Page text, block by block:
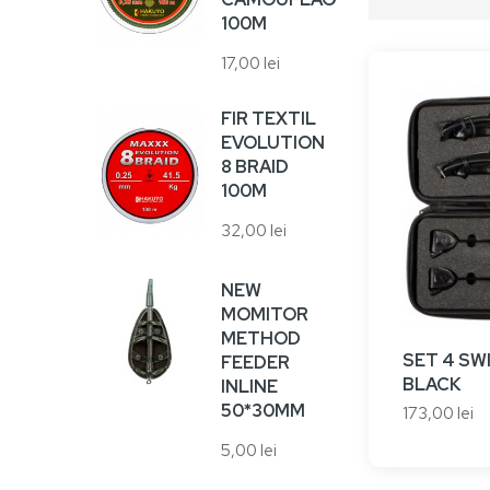
100M
17,00 lei
FIR TEXTIL
EVOLUTION
8 BRAID
100M
32,00 lei
NEW
MOMITOR
METHOD
FEEDER
INLINE
50*30MM
5,00 lei
SET 4
BLACK
173,00 lei